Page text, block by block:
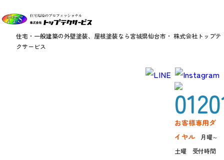
住宅・一般建築の外壁塗装、屋根塗装なら宮城県仙台市・ 株式会社トップテ
クサービス
お客様専用ダ
イヤル
月曜～
土曜 受付時間